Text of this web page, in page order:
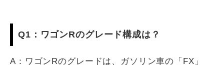
Q1：ワゴンRのグレード構成は？
A：ワゴンRのグレードは、ガソリン車の「FX」